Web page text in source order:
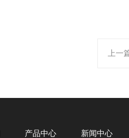
上一
产品中心 新闻中心